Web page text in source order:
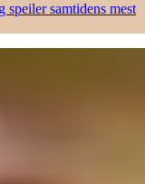
speiler samtidens mest